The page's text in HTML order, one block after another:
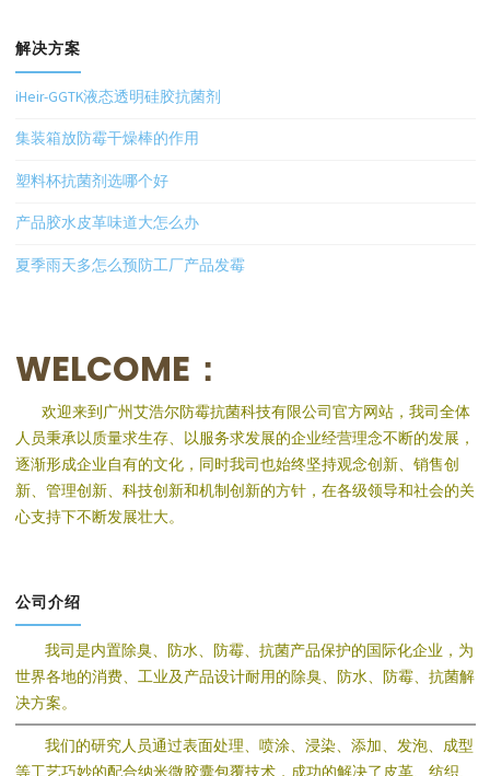
解决方案
iHeir-GGTK液态透明硅胶抗菌剂
集装箱放防霉干燥棒的作用
塑料杯抗菌剂选哪个好
产品胶水皮革味道大怎么办
夏季雨天多怎么预防工厂产品发霉
WELCOME：
欢迎来到广州艾浩尔防霉抗菌科技有限公司官方网站，我司全体
人员秉承以质量求生存、以服务求发展的企业经营理念不断的发展，
逐渐形成企业自有的文化，同时我司也始终坚持观念创新、销售创
新、管理创新、科技创新和机制创新的方针，在各级领导和社会的关
心支持下不断发展壮大。
公司介绍
我司是内置除臭、防水、防霉、抗菌产品保护的国际化企业，为
世界各地的消费、工业及产品设计耐用的除臭、防水、防霉、抗菌解
决方案。
我们的研究人员通过表面处理、喷涂、浸染、添加、发泡、成型